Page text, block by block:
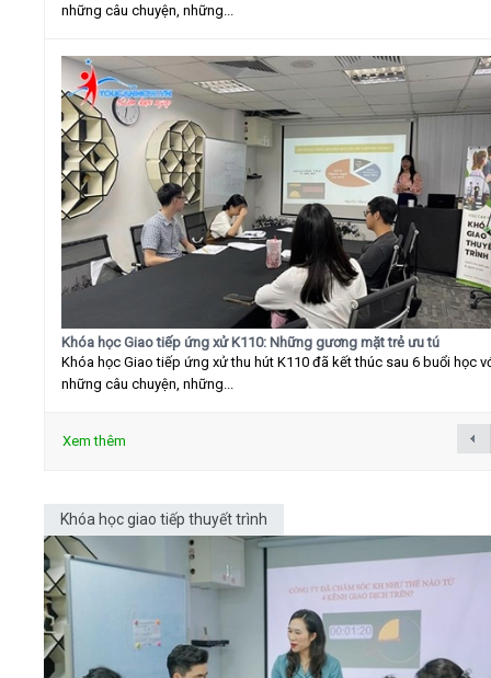
những câu chuyện, những...
Khóa học Giao tiếp ứng xử K110: Những gương mặt trẻ ưu tú
Khóa học Giao tiếp ứng xử thu hút K110 đã kết thúc sau 6 buổi học
những câu chuyện, những...
Xem thêm
Khóa học giao tiếp thuyết trình